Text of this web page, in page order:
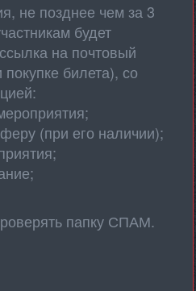
не позднее чем за 3
будет
на почтовый
билета), со
(при его наличии);
папку СПАМ.